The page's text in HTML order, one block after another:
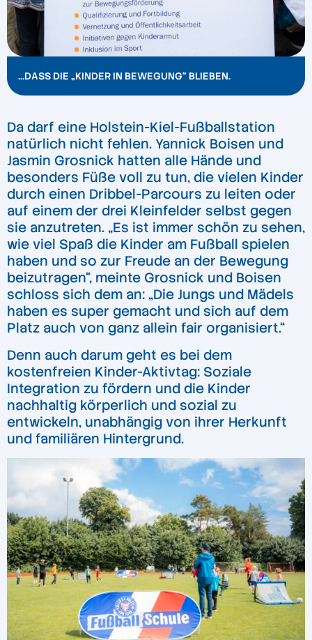
…DASS DIE „KINDER IN BEWEGUNG“ BLIEBEN.
Da darf eine Holstein-Kiel-Fußballstation
natürlich nicht fehlen. Yannick Boisen und
Jasmin Grosnick hatten alle Hände und
besonders Füße voll zu tun, die vielen Kinder
durch einen Dribbel-Parcours zu leiten oder
auf einem der drei Kleinfelder selbst gegen
sie anzutreten. „Es ist immer schön zu sehen,
wie viel Spaß die Kinder am Fußball spielen
haben und so zur Freude an der Bewegung
beizutragen“, meinte Grosnick und Boisen
schloss sich dem an: „Die Jungs und Mädels
haben es super gemacht und sich auf dem
Platz auch von ganz allein fair organisiert.“
Denn auch darum geht es bei dem
kostenfreien Kinder-Aktivtag: Soziale
Integration zu fördern und die Kinder
nachhaltig körperlich und sozial zu
entwickeln, unabhängig von ihrer Herkunft
und familiären Hintergrund.